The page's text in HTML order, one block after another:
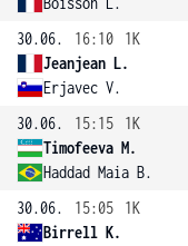
30.06.
16:10
1K
Jeanjean L.
Erjavec V.
30.06.
15:15
1K
Timofeeva M.
Haddad Maia B.
30.06.
15:05
1K
Birrell K.